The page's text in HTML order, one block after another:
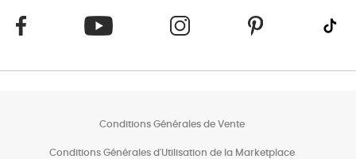
Conditions Générales de Vente
Conditions Générales d'Utilisation de la Marketplace